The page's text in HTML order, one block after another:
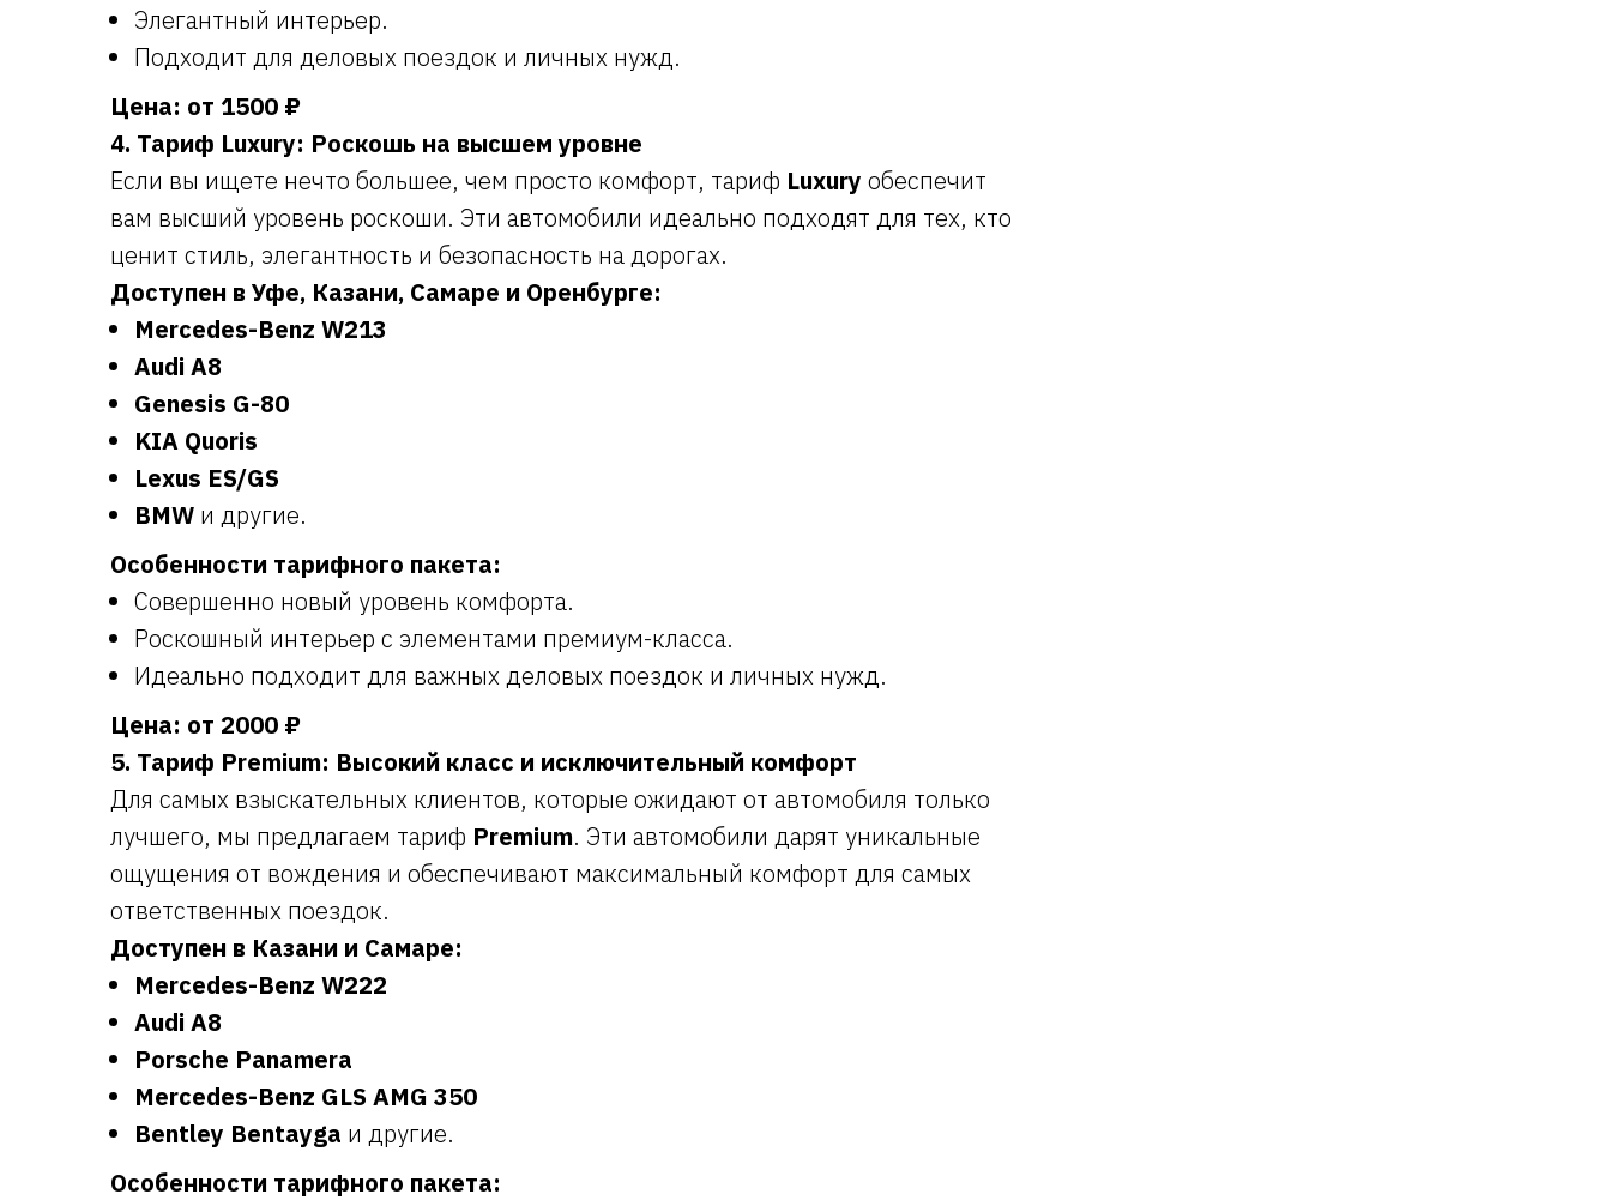
Элегантный интерьер.
Подходит для деловых поездок и личных нужд.
Цена: от 1500 ₽
4. Тариф Luxury: Роскошь на высшем уровне
Если вы ищете нечто большее, чем просто комфорт, тариф Luxury обеспечит
вам высший уровень роскоши. Эти автомобили идеально подходят для тех, кто
ценит стиль, элегантность и безопасность на дорогах.
Доступен в Уфе, Казани, Самаре и Оренбурге:
Mercedes-Benz W213
Audi A8
Genesis G-80
KIA Quoris
Lexus ES/GS
BMW и другие.
Особенности тарифного пакета:
Совершенно новый уровень комфорта.
Роскошный интерьер с элементами премиум-класса.
Идеально подходит для важных деловых поездок и личных нужд.
Цена: от 2000 ₽
5. Тариф Premium: Высокий класс и исключительный комфорт
Для самых взыскательных клиентов, которые ожидают от автомобиля только
лучшего, мы предлагаем тариф Premium. Эти автомобили дарят уникальные
ощущения от вождения и обеспечивают максимальный комфорт для самых
ответственных поездок.
Доступен в Казани и Самаре:
Mercedes-Benz W222
Audi A8
Porsche Panamera
Mercedes-Benz GLS AMG 350
Bentley Bentayga и другие.
Особенности тарифного пакета: